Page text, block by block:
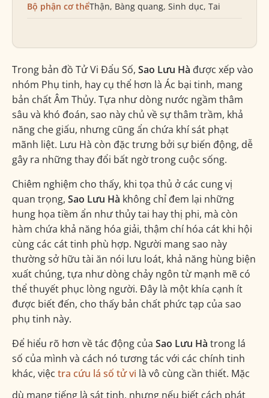
Bộ phận cơ thểThận, Bàng quang, Sinh dục, Tai
Trong bản đồ Tử Vi Đẩu Số, Sao Lưu Hà được xếp vào
nhóm Phụ tinh, hay cụ thể hơn là Ác bại tinh, mang
bản chất Âm Thủy. Tựa như dòng nước ngầm thâm
sâu và khó đoán, sao này chủ về sự thâm trầm, khả
năng che giấu, nhưng cũng ẩn chứa khí sát phạt
mãnh liệt. Lưu Hà còn đặc trưng bởi sự biến động, dễ
gây ra những thay đổi bất ngờ trong cuộc sống.
Chiêm nghiệm cho thấy, khi tọa thủ ở các cung vị
quan trọng, Sao Lưu Hà không chỉ đem lại những
hung họa tiềm ẩn như thủy tai hay thị phi, mà còn
hàm chứa khả năng hóa giải, thậm chí hóa cát khi hội
cùng các cát tinh phù hợp. Người mang sao này
thường sở hữu tài ăn nói lưu loát, khả năng hùng biện
xuất chúng, tựa như dòng chảy ngôn từ mạnh mẽ có
thể thuyết phục lòng người. Đây là một khía cạnh ít
được biết đến, cho thấy bản chất phức tạp của sao
phụ tinh này.
Để hiểu rõ hơn về tác động của Sao Lưu Hà trong lá
số của mình và cách nó tương tác với các chính tinh
khác, việc tra cứu lá số tử vi là vô cùng cần thiết. Mặc
dù mang tiếng là sát tinh, nhưng nếu biết cách phát